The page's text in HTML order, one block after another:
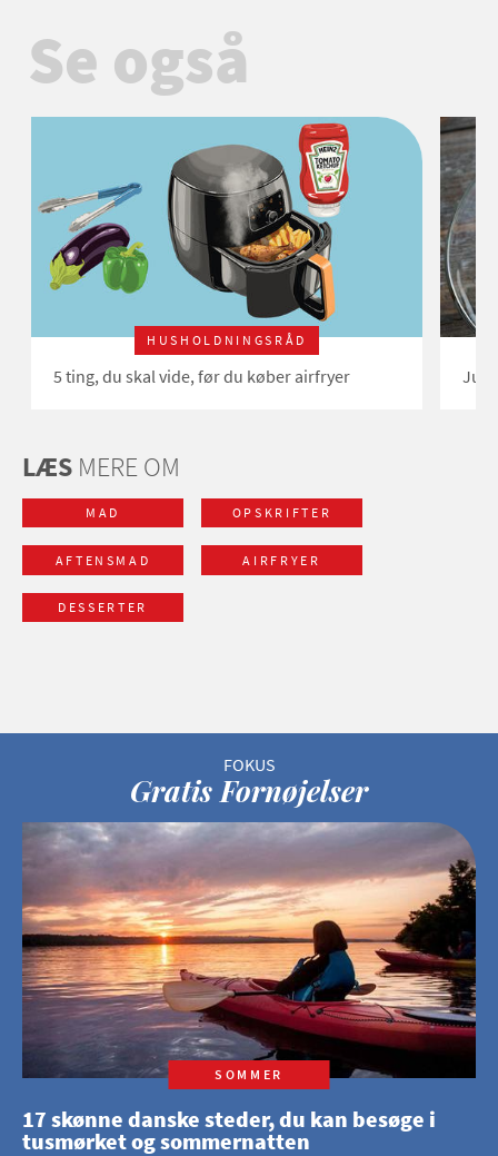
Se også
HUSHOLDNINGSRÅD
5 ting, du skal vide, før du køber airfryer
LÆS MERE OM
MAD OPSKRIFTER
AFTENSMAD AIRFRYER
DESSERTER
Gratis Fornøjelser
SOMMER
17 skønne danske steder, du kan besøge i
tusmørket og sommernatten